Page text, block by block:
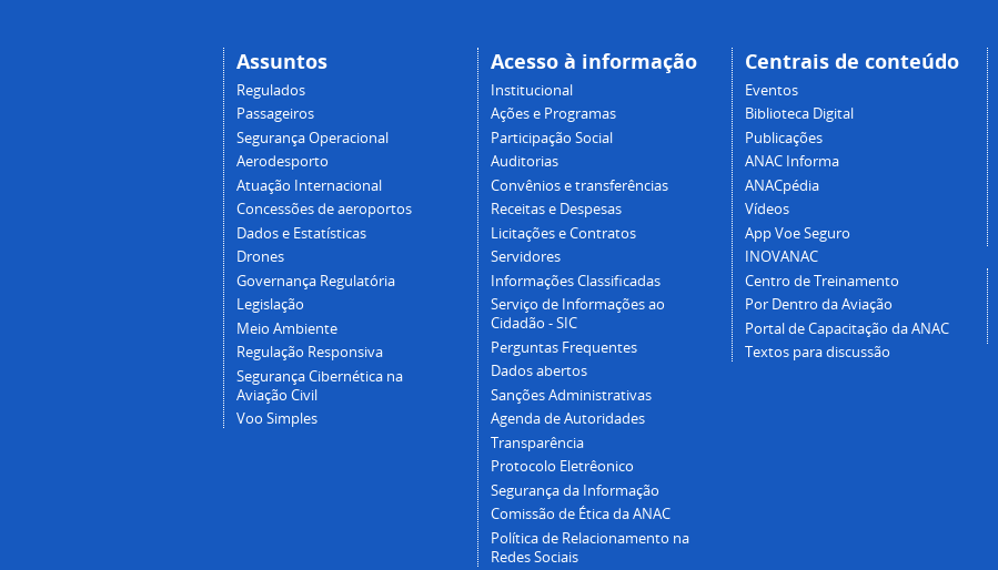
Assuntos
Regulados
Passageiros
Segurança Operacional
Aerodesporto
Atuação Internacional
Concessões de aeroportos
Dados e Estatísticas
Drones
Governança Regulatória
Legislação
Meio Ambiente
Regulação Responsiva
Segurança Cibernética na
Aviação Civil
Voo Simples
Acesso à informação
Institucional
Ações e Programas
Participação Social
Auditorias
Convênios e transferências
Receitas e Despesas
Licitações e Contratos
Servidores
Informações Classificadas
Serviço de Informações ao
Cidadão - SIC
Perguntas Frequentes
Dados abertos
Sanções Administrativas
Agenda de Autoridades
Transparência
Protocolo Eletrêonico
Segurança da Informação
Comissão de Ética da ANAC
Política de Relacionamento na
Redes Sociais
Centrais de conteúdo
Eventos
Biblioteca Digital
Publicações
ANAC Informa
ANACpédia
Vídeos
App Voe Seguro
INOVANAC
Centro de Treinamento
Por Dentro da Aviação
Portal de Capacitação da ANAC
Textos para discussão